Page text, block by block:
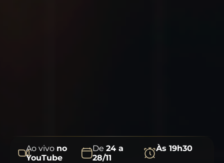
Ao vivo no
YouTube
De24 a
28/11
Às 19h30